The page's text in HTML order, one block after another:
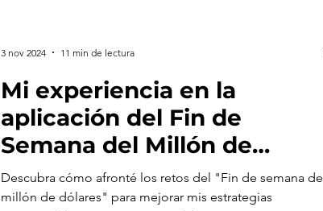
Mi experiencia en la
aplicación del Fin de
Semana del Millón de
Dólares
Descubra cómo afronté los retos del "Fin de semana del
millón de dólares" para mejorar mis estrategias
3 nov 2024 11 min de lectura